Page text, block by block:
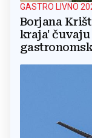
GASTRO LIVNO
Borjana
kraja'